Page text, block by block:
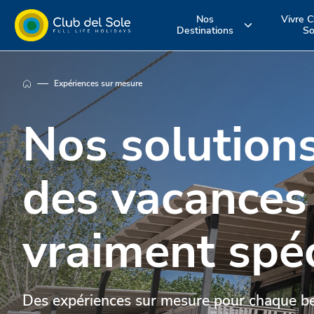
Nos
Destinations
Où voulez-vous
aller en
vacances?
Vivre
Découvrez
Vivez vos
vacances
vous le
Expériences sur mesure
Nos
des vacances
vraiment
Des expériences sur mesure pour chaque